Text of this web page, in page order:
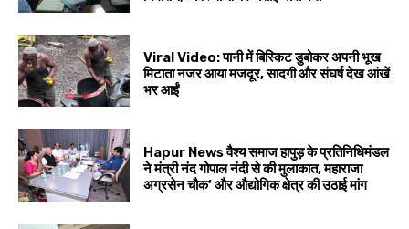
Viral Video: पानी में बिस्किट डुबोकर अपनी भूख
मिटाता नजर आया मजदूर, सादगी और संघर्ष देख आंखें
भर आईं
Hapur News वैश्य समाज हापुड़ के प्रतिनिधिमंडल
ने मंत्री नंद गोपाल नंदी से की मुलाकात, महाराजा
अग्रसेन चौक’ और औद्योगिक क्षेत्र की उठाई मांग